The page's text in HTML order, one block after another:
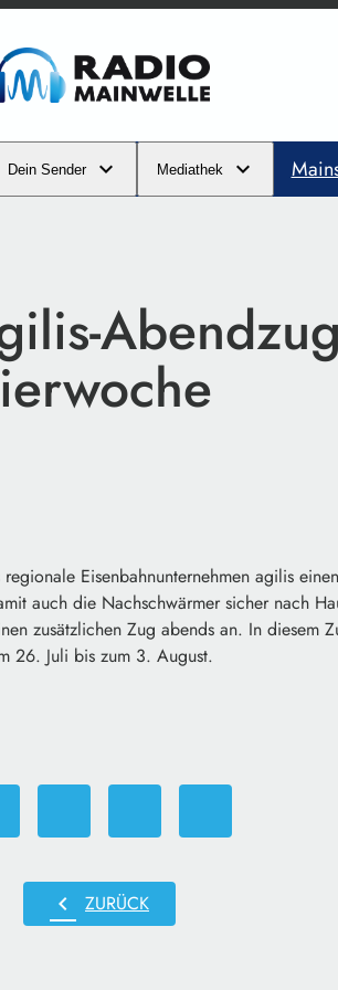
Dein Sender Mediathek
Eisenbahnunternehmen agilis
auch die Nachschwärmer sicher nach
zusätzlichen Zug abends an. In diesem
26. Juli bis zum 3. August.
chevron_left ZURÜCK